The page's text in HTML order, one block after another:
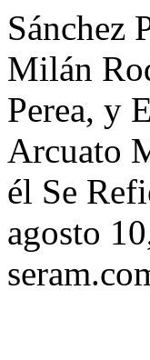
Sánchez
Milán
Perea, y
Arcuato
él Se
agosto